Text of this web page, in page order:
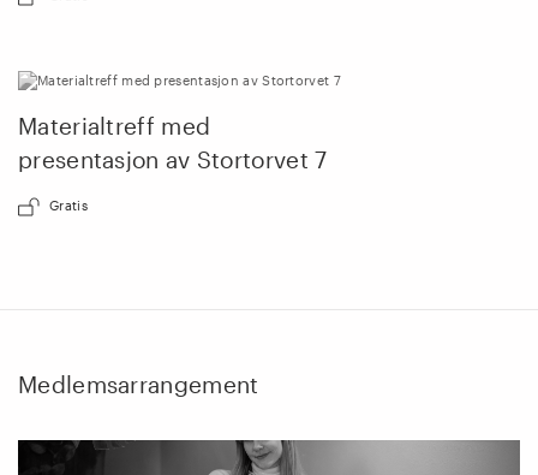
Materialtreff med
presentasjon av Stortorvet 7
Gratis
Medlemsarrangement